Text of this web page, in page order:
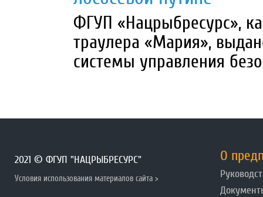
ФГУП «Нацрыбресурс»,
траулера «Мария»,
системы управления
2021 © ФГУП "НАЦРЫБРЕСУРС"
Условия использования материалов сайта >
О